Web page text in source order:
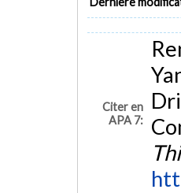
Citer en
APA 7: